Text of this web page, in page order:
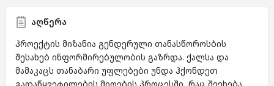
აღწერა
პროექტის მიზანია გენდერული თანასწოროსბის
შესახებ ინფორმირებულობის გაზრდა. ქალსა და
მამაკაცს თანაბარი უფლებები უნდა ჰქონდეთ